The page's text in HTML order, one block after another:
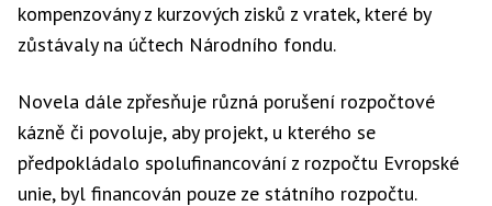
kompenzovány z kurzových zisků z vratek, které by
zůstávaly na účtech Národního fondu.
Novela dále zpřesňuje různá porušení rozpočtové
kázně či povoluje, aby projekt, u kterého se
předpokládalo spolufinancování z rozpočtu Evropské
unie, byl financován pouze ze státního rozpočtu.